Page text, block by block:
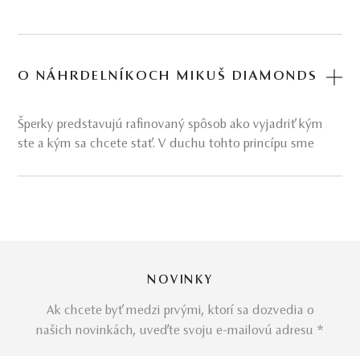
O NÁHRDELNÍKOCH MIKUŠ DIAMONDS
Šperky predstavujú rafinovaný spôsob ako vyjadriť kým
ste a kým sa chcete stať. V duchu tohto princípu sme
Slovami Barbary Rütting:
vydáva z lásky. Milujú tu norkové kožuchy, tu perlové
náhrdelníky...“
NOVINKY
Ak chcete byť medzi prvými, ktorí sa dozvedia o
našich novinkách, uveďte svoju e-mailovú adresu *